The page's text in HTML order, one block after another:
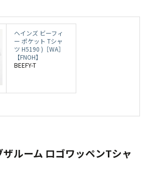
ヘインズ ビーフィ
ー ポケット Tシャ
ツ H5190 )［WA］
【FNOH】
BEEFY-T
ルーム ロゴワッペンTシャ